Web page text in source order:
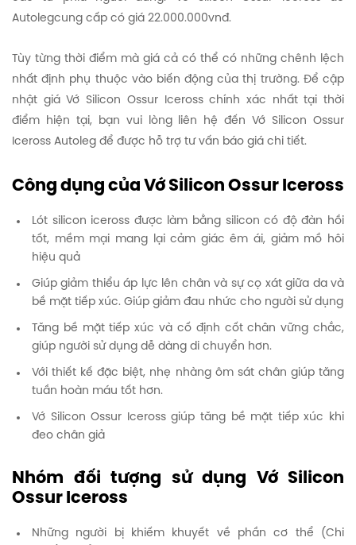
Autolegcung cấp có giá 22.000.000vnđ.
Tùy từng thời điểm mà giá cả có thể có những chênh lệch
nhất định phụ thuộc vào biến động của thị trường. Để cập
nhật giá Vớ Silicon Ossur Iceross chính xác nhất tại thời
điểm hiện tại, bạn vui lòng liên hệ đến Vớ Silicon Ossur
Iceross Autoleg để được hỗ trợ tư vấn báo giá chi tiết.
Công dụng của Vớ Silicon Ossur Iceross
Lót silicon iceross được làm bằng silicon có độ đàn hồi
tốt, mềm mại mang lại cảm giác êm ái, giảm mồ hôi
hiệu quả
Giúp giảm thiểu áp lực lên chân và sự cọ xát giữa da và
bề mặt tiếp xúc. Giúp giảm đau nhức cho người sử dụng
Tăng bề mặt tiếp xúc và cố định cốt chân vững chắc,
giúp người sử dụng dễ dàng di chuyển hơn.
Với thiết kế đặc biệt, nhẹ nhàng ôm sát chân giúp tăng
tuần hoàn máu tốt hơn.
Vớ Silicon Ossur Iceross giúp tăng bề mặt tiếp xúc khi
đeo chân giả
Nhóm đối tượng sử dụng Vớ Silicon
Ossur Iceross
Những người bị khiếm khuyết về phần cơ thể (Chi